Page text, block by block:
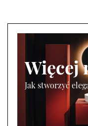
Więcej
Jak stworzyć